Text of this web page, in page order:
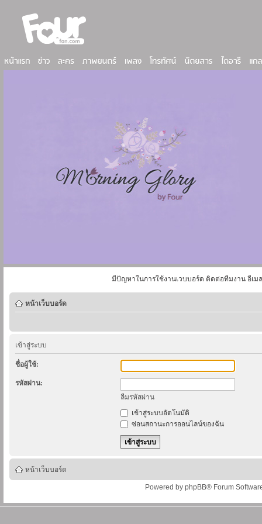
มีปัญหาในการใช้งานเวบบอร์ด ติดต่อทีมงาน อีเม
หน้าเว็บบอร์ด
เข้าสู่ระบบ
ชื่อผู้ใช้:
รหัสผ่าน:
ลืมรหัสผ่าน
เข้าสู่ระบบอัตโนมัติ
ซ่อนสถานะการออนไลน์ของฉัน
หน้าเว็บบอร์ด
Powered by phpBB® Forum